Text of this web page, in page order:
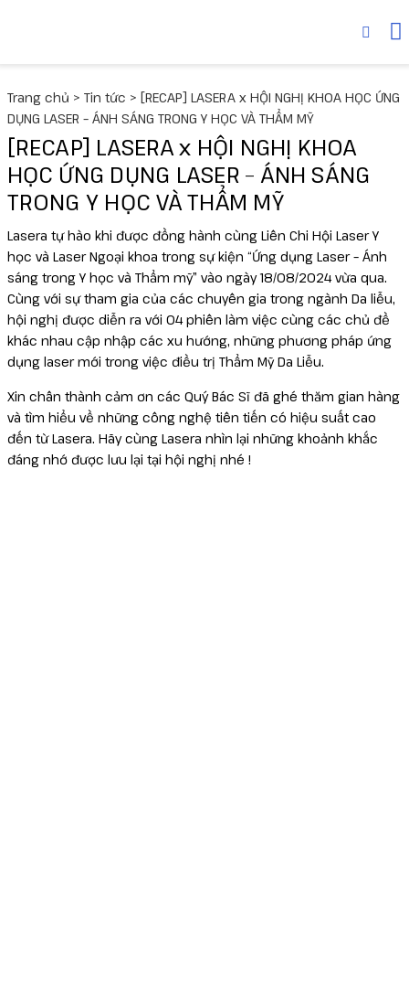
Trang chủ > Tin tức > [RECAP] LASERA x HỘI NGHỊ KHOA HỌC ỨNG
DỤNG LASER – ÁNH SÁNG TRONG Y HỌC VÀ THẨM MỸ
[RECAP] LASERA x HỘI NGHỊ KHOA
HỌC ỨNG DỤNG LASER – ÁNH SÁNG
TRONG Y HỌC VÀ THẨM MỸ
Lasera tự hào khi được đồng hành cùng Liên Chi Hội Laser Y
học và Laser Ngoại khoa trong sự kiện “Ứng dụng Laser – Ánh
sáng trong Y học và Thẩm mỹ” vào ngày 18/08/2024 vừa qua.
Cùng với sự tham gia của các chuyên gia trong ngành Da liễu,
hội nghị được diễn ra với 04 phiên làm việc cùng các chủ đề
khác nhau cập nhập các xu hướng, những phương pháp ứng
dụng laser mới trong việc điều trị Thẩm Mỹ Da Liễu.
Xin chân thành cảm ơn các Quý Bác Sĩ đã ghé thăm gian hàng
và tìm hiểu về những công nghệ tiên tiến có hiệu suất cao
đến từ Lasera. Hãy cùng Lasera nhìn lại những khoảnh khắc
đáng nhớ được lưu lại tại hội nghị nhé !
Deuxclair
Fotona
Liftera V
Liftera A
Wonder
UltraLUX PRO
Virtue RF
Reborn
Dược mỹ phẩm
Skinuva
Senté
Collagen